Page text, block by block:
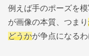
例えば手のポーズを
が画像の本質、つまり
どうかが争点になるわ